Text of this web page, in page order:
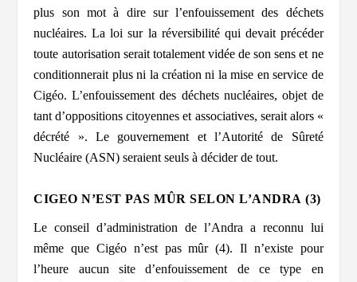
plus son mot à dire sur l’enfouissement des déchets
nucléaires. La loi sur la réversibilité qui devait précéder
toute autorisation serait totalement vidée de son sens et ne
conditionnerait plus ni la création ni la mise en service de
Cigéo. L’enfouissement des déchets nucléaires, objet de
tant d’oppositions citoyennes et associatives, serait alors «
décrété ». Le gouvernement et l’Autorité de Sûreté
Nucléaire (ASN) seraient seuls à décider de tout.
CIGEO N’EST PAS MÛR SELON L’ANDRA (3)
Le conseil d’administration de l’Andra a reconnu lui
même que Cigéo n’est pas mûr (4). Il n’existe pour
l’heure aucun site d’enfouissement de ce type en